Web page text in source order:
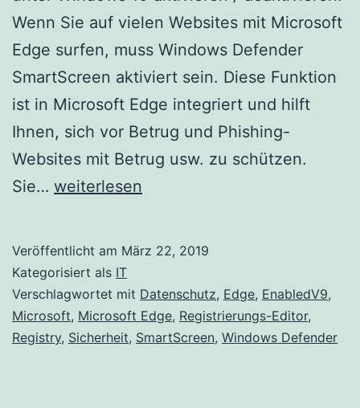
Wenn Sie auf vielen Websites mit Microsoft
Edge surfen, muss Windows Defender
SmartScreen aktiviert sein. Diese Funktion
ist in Microsoft Edge integriert und hilft
Ihnen, sich vor Betrug und Phishing-
Websites mit Betrug usw. zu schützen.
Sie… Aktivieren
Sie
Windows
Defender
SmartScreen
weiterlesen
Veröffentlicht am März 22, 2019
Kategorisiert als IT
Verschlagwortet mit Datenschutz, Edge, EnabledV9,
Microsoft, Microsoft Edge, Registrierungs-Editor,
Registry, Sicherheit, SmartScreen, Windows Defender